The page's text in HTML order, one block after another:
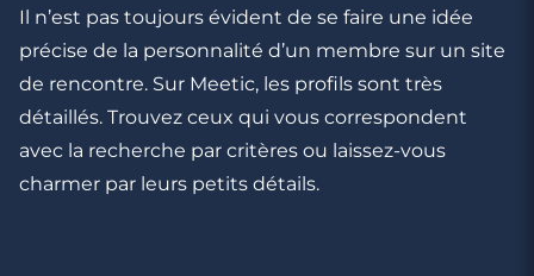
Il n’est pas toujours évident de se faire une idée
précise de la personnalité d’un membre sur un site
de rencontre. Sur Meetic, les profils sont très
détaillés. Trouvez ceux qui vous correspondent
avec la recherche par critères ou laissez-vous
charmer par leurs petits détails.